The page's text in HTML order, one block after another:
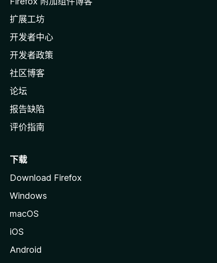
a
主
页
扩展工坊
开发者中心
开发者政策
社区博客
论坛
报告缺陷
评价指南
下载
Download Firefox
Windows
macOS
iOS
Android